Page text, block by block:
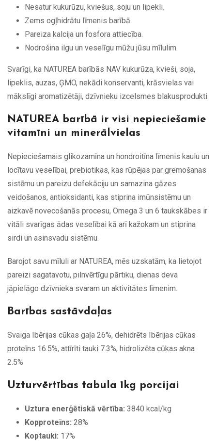
Nesatur kukurūzu, kviešus, soju un lipekli.
Zems ogļhidrātu līmenis barībā.
Pareiza kalcija un fosfora attiecība.
Nodrošina ilgu un veselīgu mūžu jūsu mīlulim.
Svarīgi, ka NATUREA barībās NAV kukurūza, kvieši, soja,
lipeklis, auzas, ĢMO, nekādi konservanti, krāsvielas vai
mākslīgi aromatizētāji, dzīvnieku izcelsmes blakusprodukti.
NATUREA barībā ir visi nepieciešamie
vitamīni un minerālvielas
Nepieciešamais glikozamīna un hondroitīna līmenis kaulu un
locītavu veselībai, prebiotikas, kas rūpējas par gremošanas
sistēmu un pareizu defekāciju un samazina gāzes
veidošanos, antioksidanti, kas stiprina imūnsistēmu un
aizkavē novecošanās procesu, Omega 3 un 6 taukskābes ir
vitāli svarīgas ādas veselībai kā arī kažokam un stiprina
sirdi un asinsvadu sistēmu.
Barojot savu mīluli ar NATUREA, mēs uzskatām, ka lietojot
pareizi sagatavotu, pilnvērtīgu pārtiku, dienas deva
jāpielāgo dzīvnieka svaram un aktivitātes līmenim.
Barības sastāvdaļas
Svaiga Ibērijas cūkas gaļa 26%, dehidrēts Ibērijas cūkas
proteīns 16.5%, attīrīti tauki 7.3%, hidrolizēta cūkas akna
2.5%
Uzturvērtības tabula 1kg porcijai
Uztura enerģētiskā vērtība: 3840 kcal/kg
Kopproteīns: 28%
Koptauki: 17%